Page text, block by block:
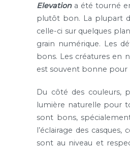
Elevation a été tourné
plutôt bon. La plupart
celle-ci sur quelques
grain numérique. Les
bons. Les créatures en
est souvent bonne pour
Du côté des couleurs,
lumière naturelle pour
sont bons,
l’éclairage des
sont au niveau et